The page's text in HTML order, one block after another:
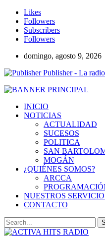
Likes
Followers
Subscribers
Followers
domingo, agosto 9, 2026
Publisher - La
INICIO
NOTICIAS
ACTUALIDAD
SUCESOS
POLITICA
SAN
MOGÁN
¿QUIÉNES SOMOS?
ARCCA
NUESTROS
CONTACTO